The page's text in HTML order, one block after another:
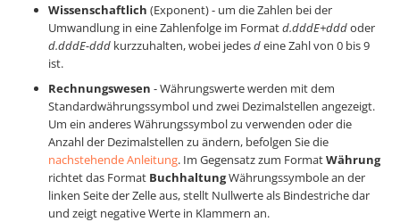
Wissenschaftlich (Exponent) - um die Zahlen bei der
Umwandlung in eine Zahlenfolge im Formatd.dddE+dddoder
d.dddE-ddd kurzzuhalten, wobei jedesdeine Zahl von 0 bis 9
ist.
Rechnungswesen - Währungswerte werden mit dem
Standardwährungssymbol und zwei Dezimalstellen angezeigt.
Um ein anderes Währungssymbol zu verwenden oder die
Anzahl der Dezimalstellen zu ändern, befolgen Sie die
nachstehende Anleitung. Im Gegensatz zum FormatWährung
richtet das Format BuchhaltungWährungssymbole an der
linken Seite der Zelle aus, stellt Nullwerte als Bindestriche dar
und zeigt negative Werte in Klammern an.